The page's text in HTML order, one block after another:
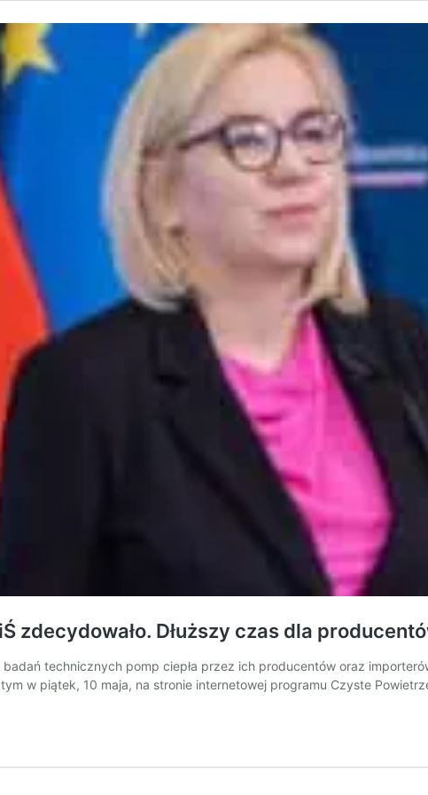
zdecydowało. Dłuższy czas dla
technicznych pomp ciepła przez ich producentów oraz
w piątek, 10 maja, na stronie internetowej programu Czyste